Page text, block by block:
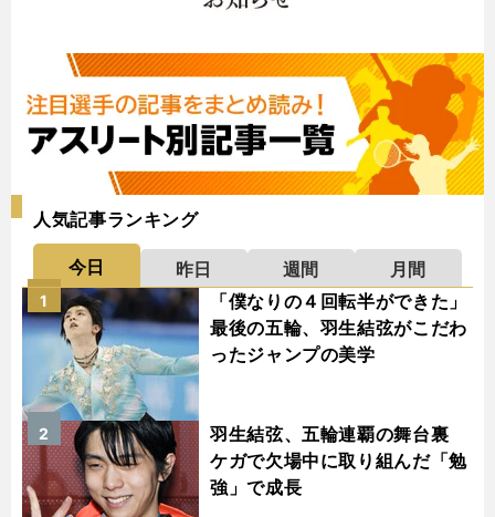
人気記事ランキング
今日 昨日 週間
月間
「僕なりの４回転半ができた」
最後の五輪、羽生結弦がこだわ
ったジャンプの美学
1
羽生結弦、五輪連覇の舞台裏
ケガで欠場中に取り組んだ「勉
強」で成長
2